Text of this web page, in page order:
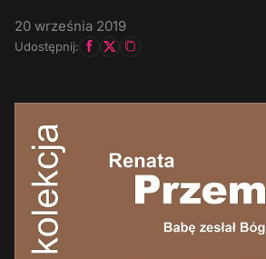
20 września 2019
Udostępnij: